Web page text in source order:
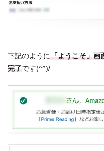
下記のように「ようこそ」画
完了です(^^)/